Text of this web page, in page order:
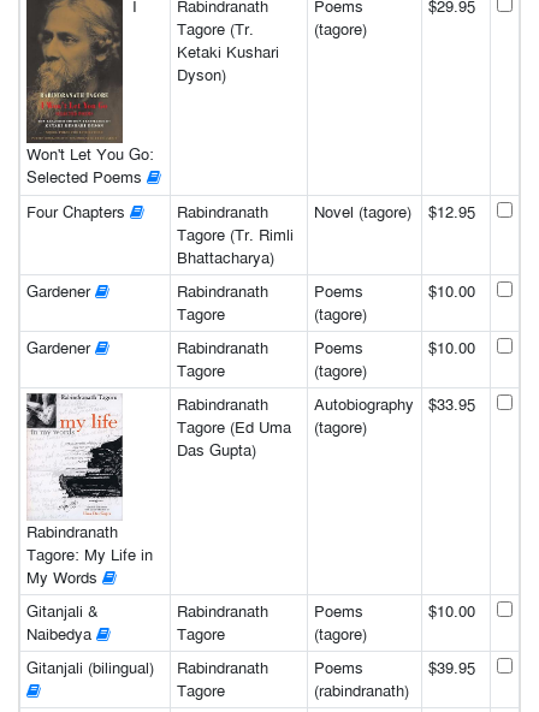
I
Won't Let You Go:
Selected Poems
Rabindranath
Tagore (Tr.
Ketaki Kushari
Dyson)
Poems
(tagore)
$29.95
Four Chapters
Rabindranath
Tagore (Tr. Rimli
Bhattacharya)
Novel (tagore) $12.95
Gardener
Rabindranath
Tagore
Poems
(tagore)
$10.00
Gardener
Rabindranath
Tagore
Poems
(tagore)
$10.00
Rabindranath
Tagore: My Life in
My Words
Rabindranath
Tagore (Ed Uma
Das Gupta)
Autobiography
(tagore)
$33.95
Gitanjali &
Naibedya
Rabindranath
Tagore
Poems
(tagore)
$10.00
Gitanjali (bilingual)
Rabindranath
Tagore
Poems
(rabindranath)
$39.95